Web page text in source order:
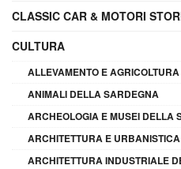
CLASSIC CAR & MOTORI
CULTURA
ALLEVAMENTO E AGRICOLTURA
ANIMALI DELLA SARDEGNA
ARCHEOLOGIA E MUSEI DELLA
ARCHITETTURA E
ARCHITETTURA INDUSTRIALE